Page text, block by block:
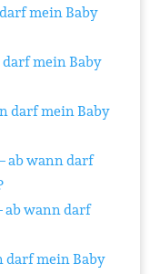
mein Baby
mein Baby
darf mein Baby
ab wann darf
ab wann darf
darf mein Baby